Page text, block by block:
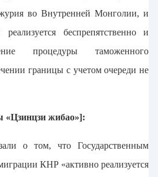
во Внутренней Монголии, и
беспрепятственно и
процедуры таможенного
границы с учетом очереди не
«Цзинцзи жибао»]:
о том, что Государственным
КНР «активно реализуется